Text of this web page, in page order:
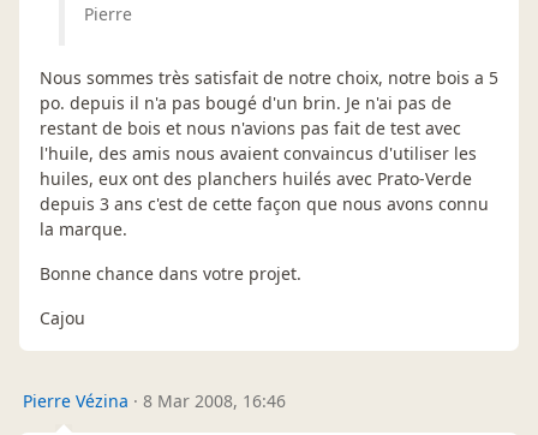
Pierre
Nous sommes très satisfait de notre choix, notre bois a 5
po. depuis il n'a pas bougé d'un brin. Je n'ai pas de
restant de bois et nous n'avions pas fait de test avec
l'huile, des amis nous avaient convaincus d'utiliser les
huiles, eux ont des planchers huilés avec Prato-Verde
depuis 3 ans c'est de cette façon que nous avons connu
la marque.
Bonne chance dans votre projet.
Cajou
Pierre Vézina · 8 Mar 2008, 16:46